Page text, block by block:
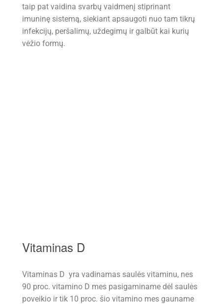
taip pat vaidina svarbų vaidmenį stiprinant
imuninę sistemą, siekiant apsaugoti nuo tam tikrų
infekcijų, peršalimų, uždegimų ir galbūt kai kurių
vėžio formų.
Vitaminas D
Vitaminas D yra vadinamas saulės vitaminu, nes
90 proc. vitamino D mes pasigaminame dėl saulės
poveikio ir tik 10 proc. šio vitamino mes gauname